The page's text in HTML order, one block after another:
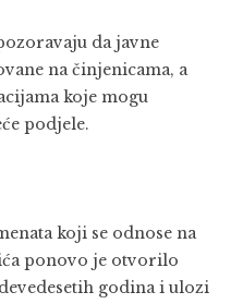
da javne
na činjenicama, a
koje mogu
podjele.
koji se odnose na
ponovo je otvorilo
godina i ulozi